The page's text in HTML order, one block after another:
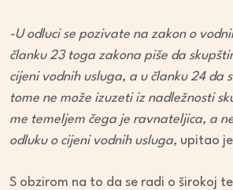
-U odluci se pozivate na zakon o
članku 23 toga zakona piše da
cijeni vodnih usluga, a u članku 24 da
tome ne može izuzeti iz nadležnosti
me temeljem čega je ravnateljica, a
odluku o cijeni vodnih usluga, upitao je
S obzirom na to da se radi o širokoj